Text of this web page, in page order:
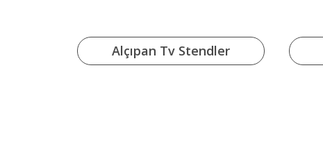
Alçıpan Tv Stendler